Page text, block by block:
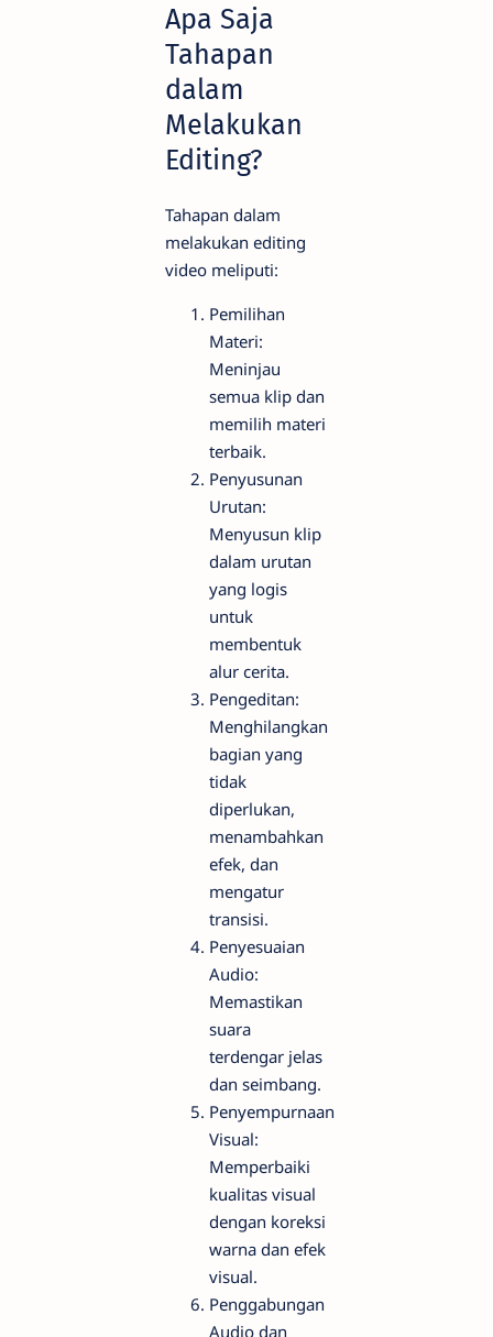
Apa Saja
Tahapan
dalam
Melakukan
Editing?
Tahapan dalam
melakukan editing
video meliputi:
Pemilihan
Materi:
Meninjau
semua klip dan
memilih materi
terbaik.
Penyusunan
Urutan:
Menyusun klip
dalam urutan
yang logis
untuk
membentuk
alur cerita.
Pengeditan:
Menghilangkan
bagian yang
tidak
diperlukan,
menambahkan
efek, dan
mengatur
transisi.
Penyesuaian
Audio:
Memastikan
suara
terdengar jelas
dan seimbang.
Penyempurnaan
Visual:
Memperbaiki
kualitas visual
dengan koreksi
warna dan efek
visual.
Penggabungan
Audio dan